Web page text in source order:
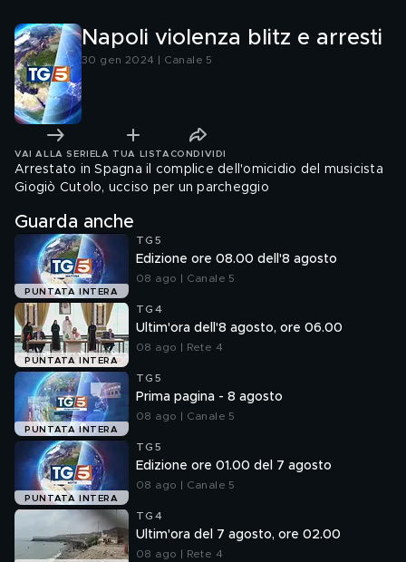
Napoli violenza blitz e arresti
30 gen 2024 | Canale 5
VAI ALLA SERIE LA TUA LISTA CONDIVIDI
Arrestato in Spagna il complice dell'omicidio del musicista
Giogiò Cutolo, ucciso per un parcheggio
Guarda anche
PUNTATA INTERA
TG5
Edizione ore 08.00 dell'8 agosto
08 ago | Canale 5
PUNTATA INTERA
TG4
Ultim'ora dell'8 agosto, ore 06.00
08 ago | Rete 4
PUNTATA INTERA
TG5
Prima pagina - 8 agosto
08 ago | Canale 5
PUNTATA INTERA
TG5
Edizione ore 01.00 del 7 agosto
08 ago | Canale 5
TG4
Ultim'ora del 7 agosto, ore 02.00
08 ago | Rete 4